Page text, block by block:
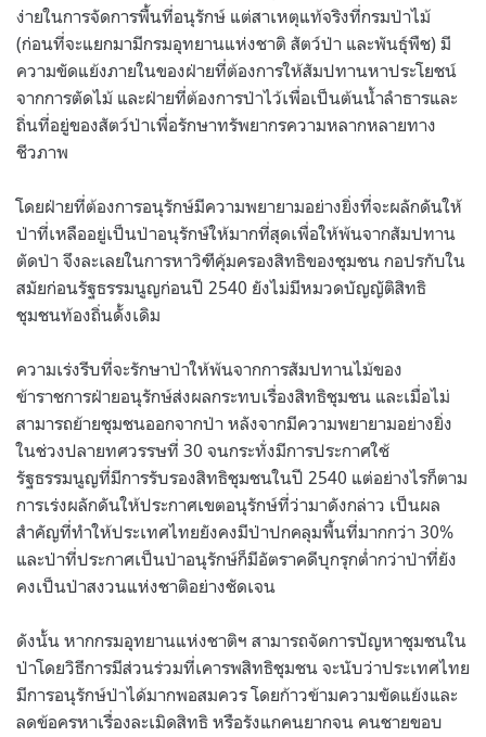
ง่ายในการจัดการพื้นที่อนุรักษ์ แต่สาเหตุแท้จริงที่กรมป่าไม้
(ก่อนที่จะแยกมามีกรมอุทยานแห่งชาติ สัตว์ป่า และพันธุ์พืช) มี
ความขัดแย้งภายในของฝ่ายที่ต้องการให้สัมปทานหาประโยชน์
จากการตัดไม้ และฝ่ายที่ต้องการป่าไว้เพื่อเป็นต้นน้ำลำธารและ
ถิ่นที่อยู่ของสัตว์ป่าเพื่อรักษาทรัพยากรความหลากหลายทาง
ชีวภาพ
โดยฝ่ายที่ต้องการอนุรักษ์มีความพยายามอย่างยิ่งที่จะผลักดันให้
ป่าที่เหลืออยู่เป็นป่าอนุรักษ์ให้มากที่สุดเพื่อให้พ้นจากสัมปทาน
ตัดป่า จึงละเลยในการหาวิฑีคุ้มครองสิทธิของชุมชน กอปรกับใน
สมัยก่อนรัฐธรรมนูญก่อนปี 2540 ยังไม่มีหมวดบัญญัติสิทธิ
ชุมชนท้องถิ่นดั้งเดิม
ความเร่งรีบที่จะรักษาป่าให้พ้นจากการสัมปทานไม้ของ
ข้าราชการฝ่ายอนุรักษ์ส่งผลกระทบเรื่องสิทธิชุมชน และเมื่อไม่
สามารถย้ายชุมชนออกจากป่า หลังจากมีความพยายามอย่างยิ่ง
ในช่วงปลายทศวรรษที่ 30 จนกระทั่งมีการประกาศใช้
รัฐธรรมนูญที่มีการรับรองสิทธิชุมชนในปี 2540 แต่อย่างไรก็ตาม
การเร่งผลักดันให้ประกาศเขตอนุรักษ์ที่ว่ามาดังกล่าว เป็นผล
สำคัญที่ทำให้ประเทศไทยยังคงมีป่าปกคลุมพื้นที่มากกว่า 30%
และป่าที่ประกาศเป็นป่าอนุรักษ์ก็มีอัตราคดีบุกรุกต่ำกว่าป่าที่ยัง
คงเป็นป่าสงวนแห่งชาติอย่างชัดเจน
ดังนั้น หากกรมอุทยานแห่งชาติฯ สามารถจัดการปัญหาชุมชนใน
ป่าโดยวิธีการมีส่วนร่วมที่เคารพสิทธิชุมชน จะนับว่าประเทศไทย
มีการอนุรักษ์ป่าได้มากพอสมควร โดยก้าวข้ามความขัดแย้งและ
ลดข้อครหาเรื่องละเมิดสิทธิ หรือรังแกคนยากจน คนชายขอบ